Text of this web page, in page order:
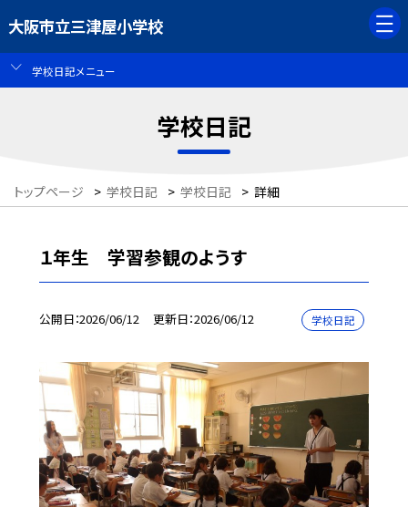
大阪市立三津屋小学校
学校日記メニュー
学校日記
トップページ > 学校日記 > 学校日記 > 詳細
１年生 学習参観のようす
公開日 2026/06/12 更新日 2026/06/12 学校日記